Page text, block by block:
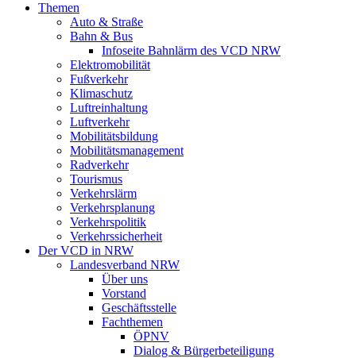
Themen
Auto & Straße
Bahn & Bus
Infoseite Bahnlärm des VCD NRW
Elektromobilität
Fußverkehr
Klimaschutz
Luftreinhaltung
Luftverkehr
Mobilitätsbildung
Mobilitätsmanagement
Radverkehr
Tourismus
Verkehrslärm
Verkehrsplanung
Verkehrspolitik
Verkehrssicherheit
Der VCD in NRW
Landesverband NRW
Über uns
Vorstand
Geschäftsstelle
Fachthemen
ÖPNV
Dialog & Bürgerbeteiligung